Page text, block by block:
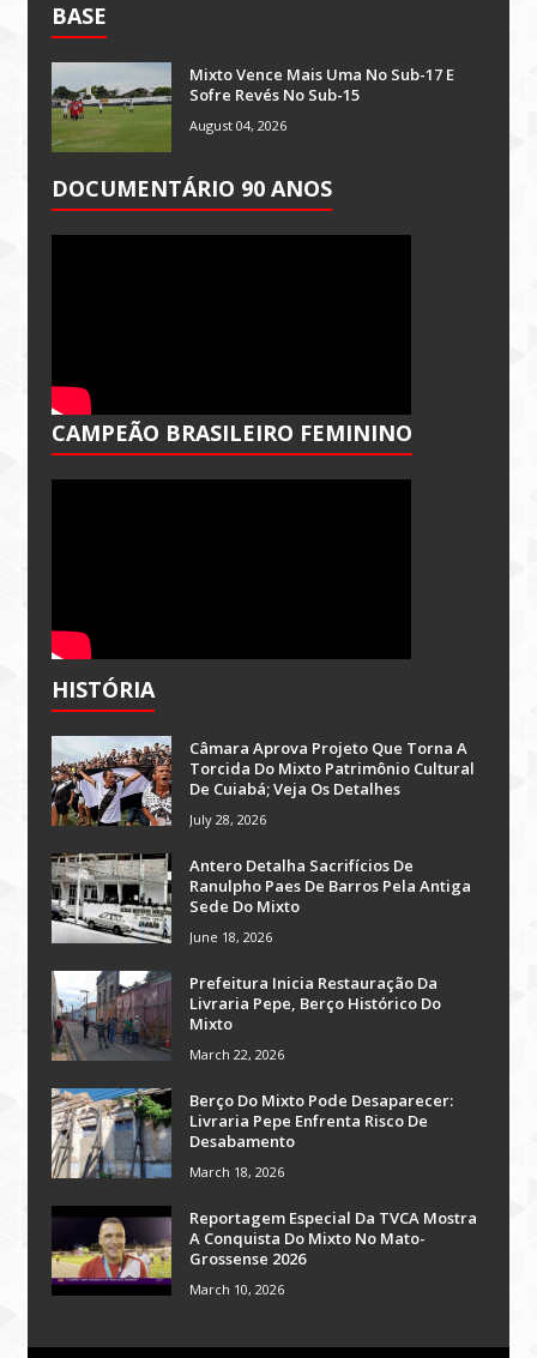
BASE
Mixto Vence Mais Uma No Sub-17 E
Sofre Revés No Sub-15
August 04, 2026
DOCUMENTÁRIO 90 ANOS
CAMPEÃO BRASILEIRO FEMININO
HISTÓRIA
Câmara Aprova Projeto Que Torna A
Torcida Do Mixto Patrimônio Cultural
De Cuiabá; Veja Os Detalhes
July 28, 2026
Antero Detalha Sacrifícios De
Ranulpho Paes De Barros Pela Antiga
Sede Do Mixto
June 18, 2026
Prefeitura Inicia Restauração Da
Livraria Pepe, Berço Histórico Do
Mixto
March 22, 2026
Berço Do Mixto Pode Desaparecer:
Livraria Pepe Enfrenta Risco De
Desabamento
March 18, 2026
Reportagem Especial Da TVCA Mostra
A Conquista Do Mixto No Mato-
Grossense 2026
March 10, 2026